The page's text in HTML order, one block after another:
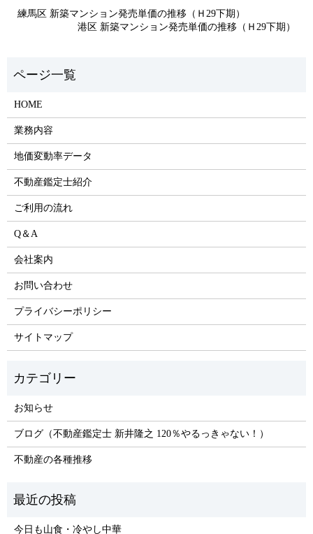
練馬区 新築マンション発売単価の推移（Ｈ29下期）
港区 新築マンション発売単価の推移（Ｈ29下期）
HOME
業務内容
地価変動率データ
不動産鑑定士紹介
ご利用の流れ
Q＆A
会社案内
お問い合わせ
プライバシーポリシー
サイトマップ
お知らせ
ブログ（不動産鑑定士 新井隆之 120％やるっきゃない！）
不動産の各種推移
今日も山食・冷やし中華